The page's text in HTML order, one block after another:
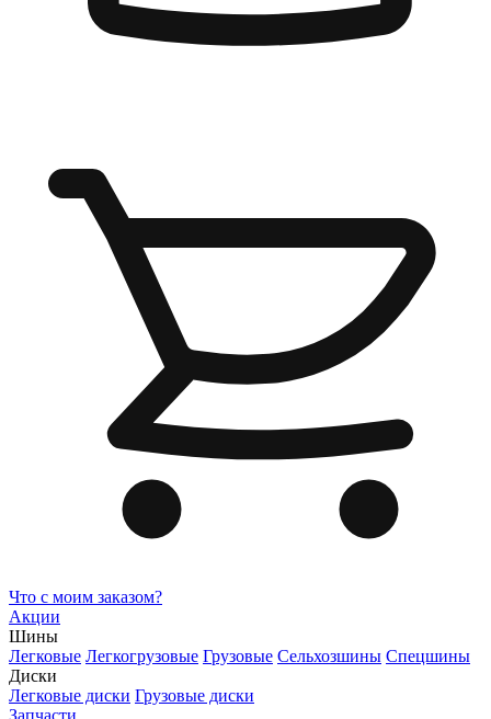
Что с моим заказом?
Акции
Шины
Легковые Легкогрузовые Грузовые Сельхозшины Спецшины
Диски
Легковые диски Грузовые диски
Запчасти